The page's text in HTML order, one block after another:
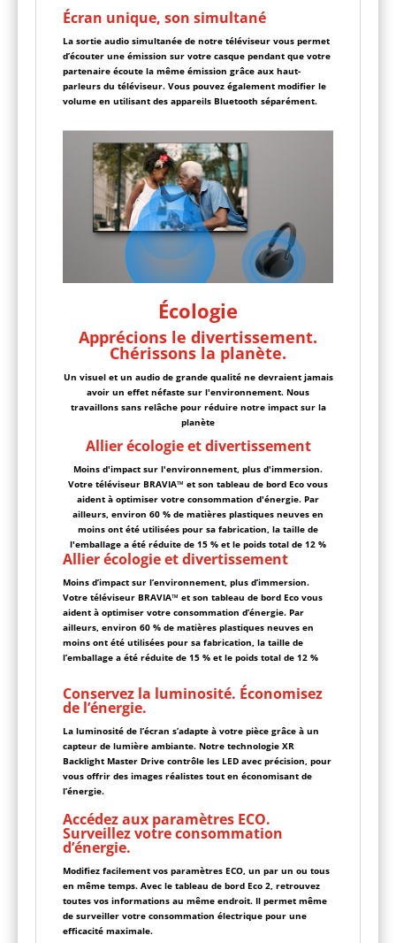
Écran unique, son simultané
La sortie audio simultanée de notre téléviseur vous permet
d’écouter une émission sur votre casque pendant que votre
partenaire écoute la même émission grâce aux haut-
parleurs du téléviseur. Vous pouvez également modifier le
volume en utilisant des appareils Bluetooth séparément.
Écologie
Apprécions le divertissement.
Chérissons la planète.
Un visuel et un audio de grande qualité ne devraient jamais
avoir un effet néfaste sur l'environnement. Nous
travaillons sans relâche pour réduire notre impact sur la
planète
Allier écologie et divertissement
Moins d'impact sur l'environnement, plus d'immersion.
Votre téléviseur BRAVIA™ et son tableau de bord Eco vous
aident à optimiser votre consommation d'énergie. Par
ailleurs, environ 60 % de matières plastiques neuves en
moins ont été utilisées pour sa fabrication, la taille de
l'emballage a été réduite de 15 % et le poids total de 12 %
Allier écologie et divertissement
Moins d’impact sur l’environnement, plus d’immersion.
Votre téléviseur BRAVIA™ et son tableau de bord Eco vous
aident à optimiser votre consommation d’énergie. Par
ailleurs, environ 60 % de matières plastiques neuves en
moins ont été utilisées pour sa fabrication, la taille de
l’emballage a été réduite de 15 % et le poids total de 12 %
Conservez la luminosité. Économisez
de l’énergie.
La luminosité de l’écran s’adapte à votre pièce grâce à un
capteur de lumière ambiante. Notre technologie XR
Backlight Master Drive contrôle les LED avec précision, pour
vous offrir des images réalistes tout en économisant de
l’énergie.
Accédez aux paramètres ECO.
Surveillez votre consommation
d’énergie.
Modifiez facilement vos paramètres ECO, un par un ou tous
en même temps. Avec le tableau de bord Eco 2, retrouvez
toutes vos informations au même endroit. Il permet même
de surveiller votre consommation électrique pour une
efficacité maximale.